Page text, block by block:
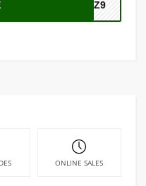
ZZ9
ONLINE SALES